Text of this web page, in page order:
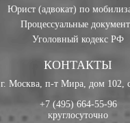
Юрист (адвокат) по
Процессуальные
Уголовный кодекс РФ
КОНТАКТЫ
г. Москва, п-т Мира, дом 102,
+7 (495) 664-55-96
круглосуточно